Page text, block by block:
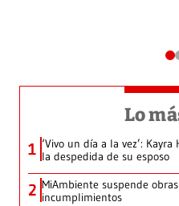
Lo
1 ‘Vivo un día a la vez’:
la despedida de su esposo
2 MiAmbiente suspende
incumplimientos